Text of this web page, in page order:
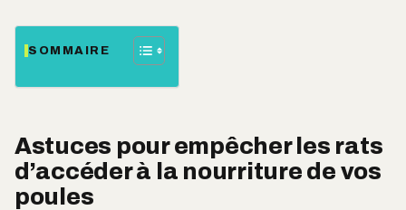
SOMMAIRE
Astuces pour empêcher les rats
d’accéder à la nourriture de vos
poules